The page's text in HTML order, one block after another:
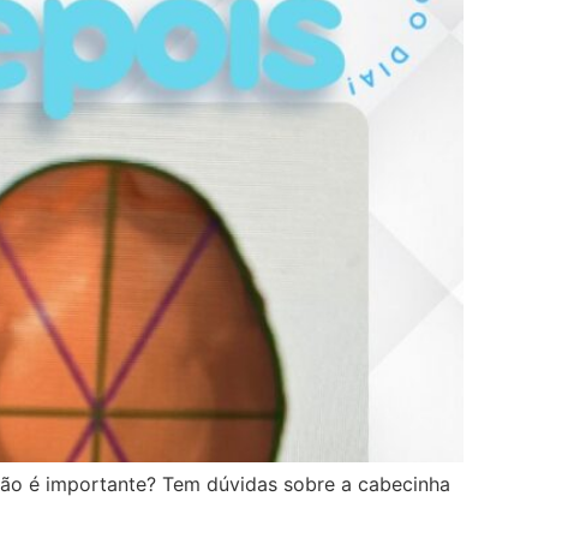
é importante? Tem dúvidas sobre a cabecinha